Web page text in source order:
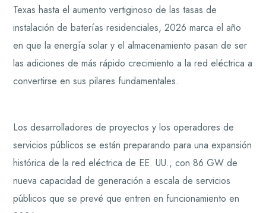
Texas hasta el aumento vertiginoso de las tasas de
instalación de baterías residenciales, 2026 marca el año
en que la energía solar y el almacenamiento pasan de ser
las adiciones de más rápido crecimiento a la red eléctrica a
convertirse en sus pilares fundamentales.
Los desarrolladores de proyectos y los operadores de
servicios públicos se están preparando para una expansión
histórica de la red eléctrica de EE. UU., con 86 GW de
nueva capacidad de generación a escala de servicios
públicos que se prevé que entren en funcionamiento en